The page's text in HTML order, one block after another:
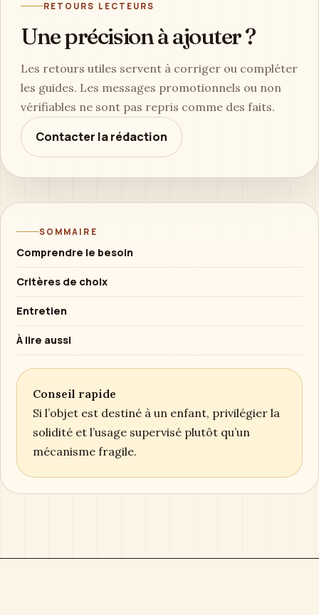
RETOURS LECTEURS
Une précision à ajouter ?
Les retours utiles servent à corriger ou compléter
les guides. Les messages promotionnels ou non
vérifiables ne sont pas repris comme des faits.
Contacter la rédaction
SOMMAIRE
Comprendre le besoin
Critères de choix
Entretien
À lire aussi
Conseil rapide
Si l’objet est destiné à un enfant, privilégier la
solidité et l’usage supervisé plutôt qu’un
mécanisme fragile.